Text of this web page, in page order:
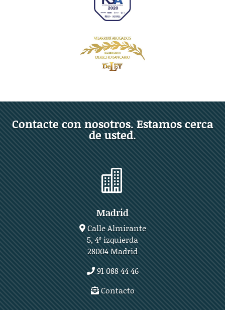
Contacte con nosotros. Estamos cerca
de usted.

Madrid
Calle Almirante
5, 4º izquierda
28004 Madrid
91 088 44 46
Contacto